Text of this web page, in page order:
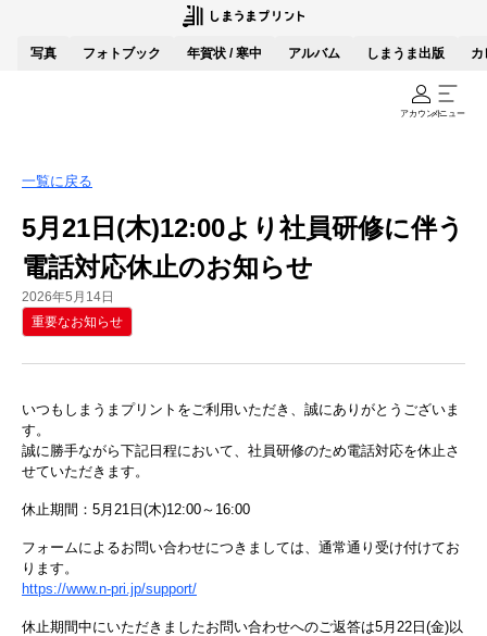
写真 フォトブック 年賀状 / 寒中 アルバム しまうま出版 カ
アカウントメニュー
一覧に戻る
5月21日(木)12:00より社員研修に伴う
電話対応休止のお知らせ
2026年5月14日
重要なお知らせ
いつもしまうまプリントをご利用いただき、誠にありがとうございま
す。
誠に勝手ながら下記日程において、社員研修のため電話対応を休止さ
せていただきます。
休止期間：5月21日(木)12:00～16:00
フォームによるお問い合わせにつきましては、通常通り受け付けてお
ります。
https://www.n-pri.jp/support/
休止期間中にいただきましたお問い合わせへのご返答は5月22日(金)以